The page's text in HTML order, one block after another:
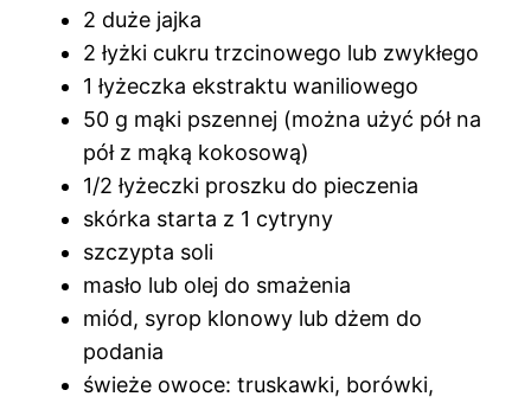
2 duże jajka
2 łyżki cukru trzcinowego lub zwykłego
1 łyżeczka ekstraktu waniliowego
50 g mąki pszennej (można użyć pół na
pół z mąką kokosową)
1/2 łyżeczki proszku do pieczenia
skórka starta z 1 cytryny
szczypta soli
masło lub olej do smażenia
miód, syrop klonowy lub dżem do
podania
świeże owoce: truskawki, borówki,